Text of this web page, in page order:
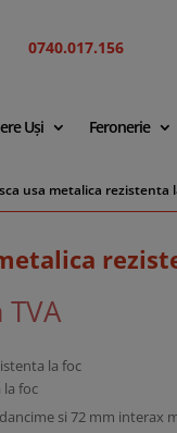
0740.017.156
Uși Feronerie
usa metalica rezistenta
TVA
la foc
la foc
si 72 mm interax